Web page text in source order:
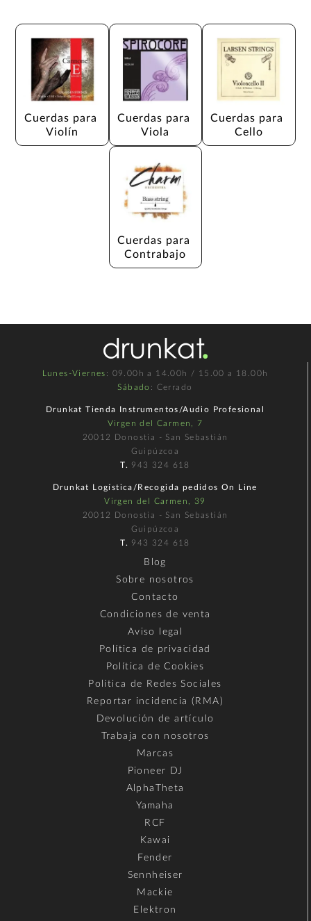
Cuerdas para
Violín
Cuerdas para
Viola
Cuerdas para
Cello
Cuerdas para
Contrabajo
Lunes-Viernes : 09.00h a 14.00h / 15.00 a 18.00h
Sábado : Cerrado
Drunkat Tienda Instrumentos/Audio Profesional
Virgen del Carmen, 7
20012 Donostia - San Sebastián
Guipúzcoa
T. 943 324 618
Drunkat Logística/Recogida pedidos On Line
Virgen del Carmen, 39
20012 Donostia - San Sebastián
Guipúzcoa
T. 943 324 618
Blog
Sobre nosotros
Contacto
Condiciones de venta
Aviso legal
Política de privacidad
Política de Cookies
Política de Redes Sociales
Reportar incidencia (RMA)
Devolución de artículo
Trabaja con nosotros
Marcas
Pioneer DJ
AlphaTheta
Yamaha
RCF
Kawai
Fender
Sennheiser
Mackie
Elektron